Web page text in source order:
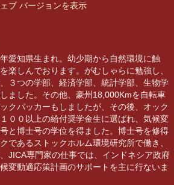
ブ バージョンを表示
愛知県生まれ。幼少期から自然環境に触
楽しんでおります。がむしゃらに勉強し、
３つの学部、経済学部、統計学部、生物学
ました。その他、豪州18,000Kmを自転車
クパッカーもしましたが、その後、オック
００以上の給付奨学金生に選ばれ、気候変
と博士号の学位を得ました。博士号を修得
であるストックホルム環境研究所で働き、
JICA専門家の仕事では、インドネシア政府
変動適応策計画のサポートを主に行ないま